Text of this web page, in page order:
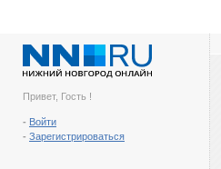
Привет, Гость !
- Войти
- Зарегистрироваться